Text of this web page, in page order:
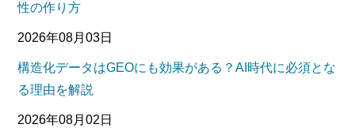
性の作り方
2026年08月03日
構造化データはGEOにも効果がある？AI時代に必須とな
る理由を解説
2026年08月02日